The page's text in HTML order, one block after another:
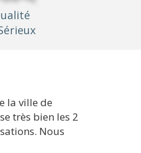
la ville de
très bien les 2
Nous